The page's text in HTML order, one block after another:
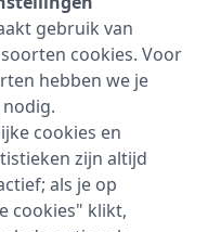
weer op voorraad
onmiddellijk
gebruik van
cookies. Voor
hebben we je
cookies en
zijn altijd
als je op
cookies" klikt,